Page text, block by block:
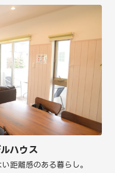
ハウス
距離感のある暮らし。